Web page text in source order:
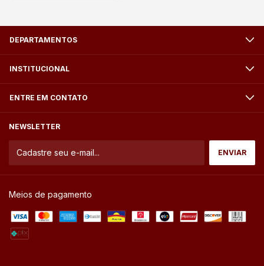
DEPARTAMENTOS
INSTITUCIONAL
ENTRE EM CONTATO
NEWSLETTER
Meios de pagamento